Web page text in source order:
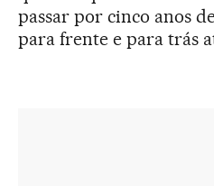
passar por cinco anos
para frente e para trás